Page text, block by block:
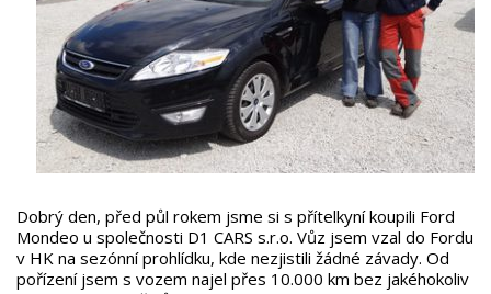
Dobrý den, před půl rokem jsme si s přítelkyní koupili Ford
Mondeo u společnosti D1 CARS s.r.o. Vůz jsem vzal do Fordu
v HK na sezónní prohlídku, kde nezjistili žádné závady. Od
pořízení jsem s vozem najel přes 10.000 km bez jakéhokoliv